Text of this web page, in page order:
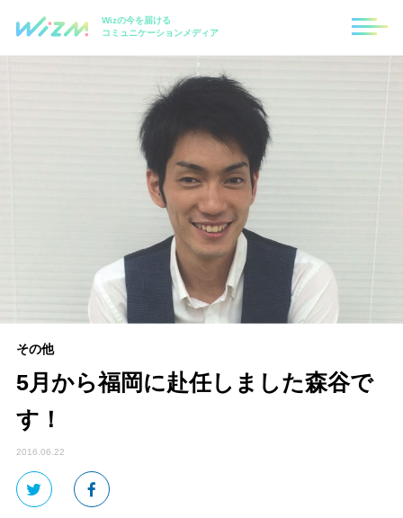
Wizの今を届ける
コミュニケーションメディア
その他
5月から福岡に赴任しました森谷で
す！
2016.06.22